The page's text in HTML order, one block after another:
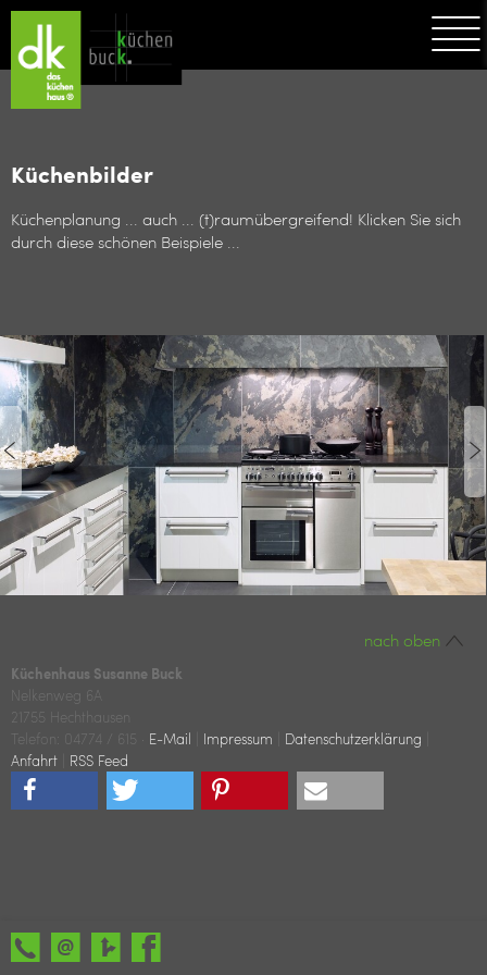
Küchenbilder
Küchenplanung ... auch ... (t)raumübergreifend! Klicken Sie sich
durch diese schönen Beispiele ...
nach oben
Küchenhaus Susanne Buck
Nelkenweg 6A
21755 Hechthausen
Tele fon: 04774 / 615 · E-Mail Impressum Datenschutzerklärung
Anfahrt
RSS Feed